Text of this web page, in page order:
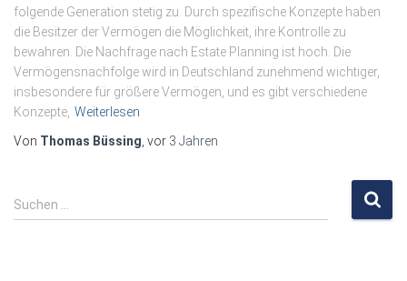
folgende Generation stetig zu. Durch spezifische Konzepte haben
die Besitzer der Vermögen die Möglichkeit, ihre Kontrolle zu
bewahren. Die Nachfrage nach Estate Planning ist hoch. Die
Vermögensnachfolge wird in Deutschland zunehmend wichtiger,
insbesondere für größere Vermögen, und es gibt verschiedene
Konzepte, Weiterlesen
Von Thomas Büssing , vor 3 Jahren
S
u
Suchen …